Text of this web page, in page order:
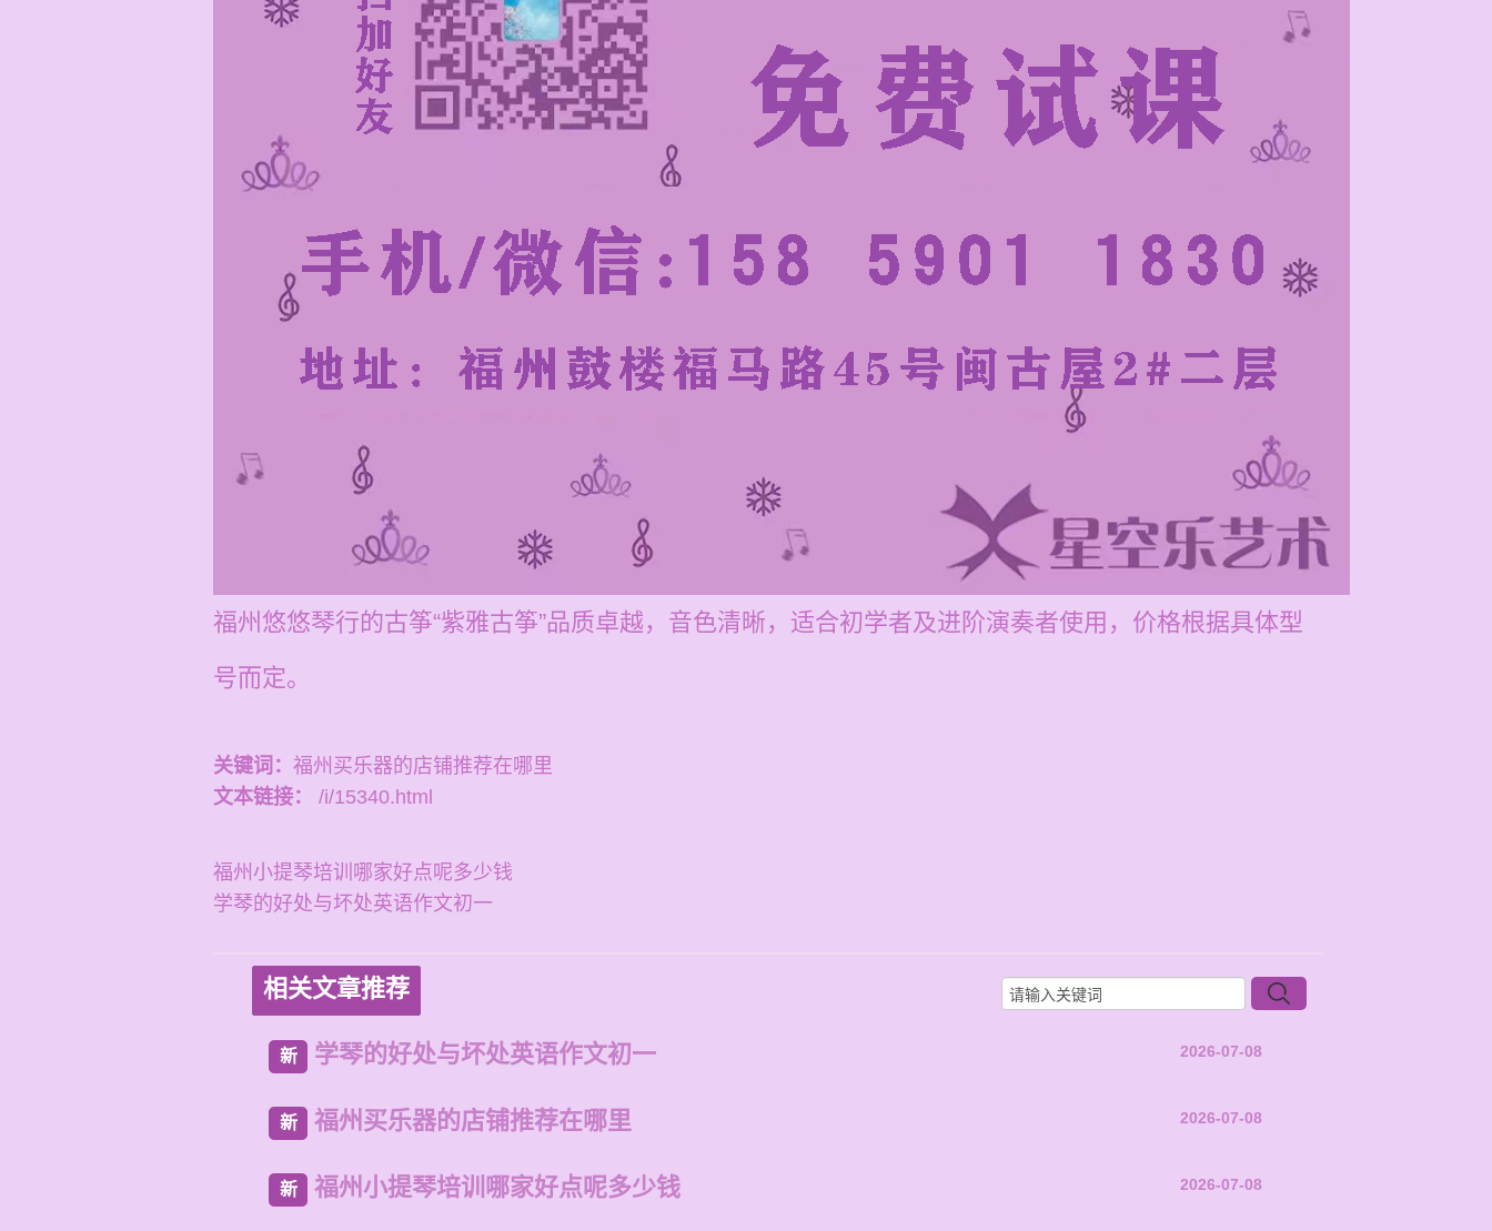
福州悠悠琴行的古筝“紫雅古筝”品质卓越，音色清晰，适合初学者及进阶演奏者使用，价格根据具体型
号而定。
关键词： 福州买乐器的店铺推荐在哪里
文本链接：
/i/15340.html
福州小提琴培训哪家好点呢多少钱
学琴的好处与坏处英语作文初一
相关文章推荐
新 学琴的好处与坏处英语作文初一 2026-07-08
新 福州买乐器的店铺推荐在哪里 2026-07-08
新 福州小提琴培训哪家好点呢多少钱 2026-07-08